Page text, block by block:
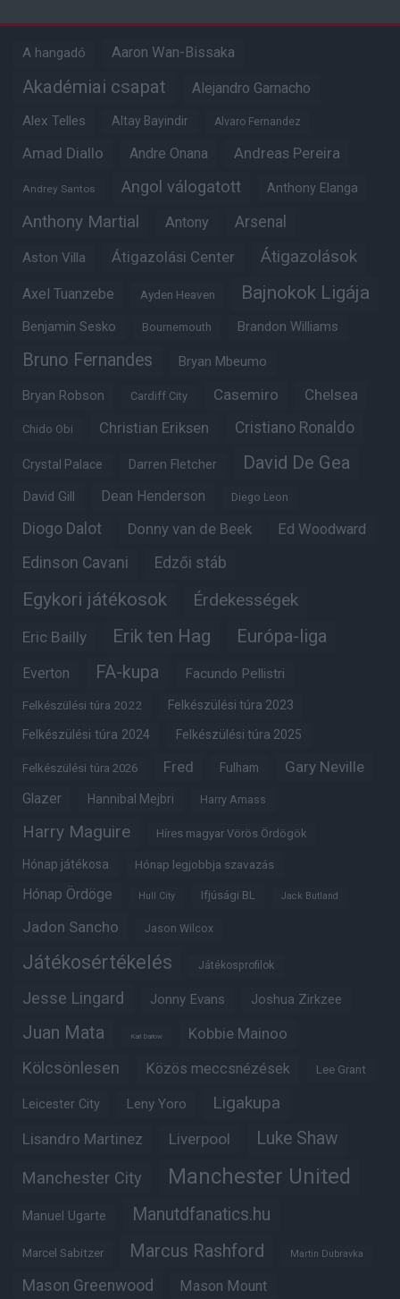
A hangadó Aaron Wan-Bissaka
Akadémiai csapat Alejandro Garnacho
Alex Telles Altay Bayindir Alvaro Fernandez
Amad Diallo Andre Onana Andreas Pereira
Andrey Santos Angol válogatott Anthony Elanga
Anthony Martial Antony Arsenal
Aston Villa Átigazolási Center Átigazolások
Axel Tuanzebe Ayden Heaven Bajnokok Ligája
Benjamin Sesko Bournemouth Brandon Williams
Bruno Fernandes Bryan Mbeumo
Bryan Robson Cardiff City Casemiro Chelsea
Chido Obi Christian Eriksen Cristiano Ronaldo
Crystal Palace Darren Fletcher David De Gea
David Gill Dean Henderson Diego Leon
Diogo Dalot Donny van de Beek Ed Woodward
Edinson Cavani Edzői stáb
Egykori játékosok Érdekességek
Eric Bailly Erik ten Hag Európa-liga
Everton FA-kupa Facundo Pellistri
Felkészülési túra 2022 Felkészülési túra 2023
Felkészülési túra 2024 Felkészülési túra 2025
Felkészülési túra 2026 Fred Fulham Gary Neville
Glazer Hannibal Mejbri Harry Amass
Harry Maguire Híres magyar Vörös Ördögök
Hónap játékosa Hónap legjobbja szavazás
Hónap Ördöge Hull City Ifjúsági BL Jack Butland
Jadon Sancho Jason Wilcox
Játékosértékelés Játékosprofilok
Jesse Lingard Jonny Evans Joshua Zirkzee
Juan Mata Karl Darlow Kobbie Mainoo
Kölcsönlesen Közös meccsnézések Lee Grant
Leicester City Leny Yoro Ligakupa
Lisandro Martinez Liverpool Luke Shaw
Manchester City Manchester United
Manuel Ugarte Manutdfanatics.hu
Marcel Sabitzer Marcus Rashford Martin Dubravka
Mason Greenwood Mason Mount